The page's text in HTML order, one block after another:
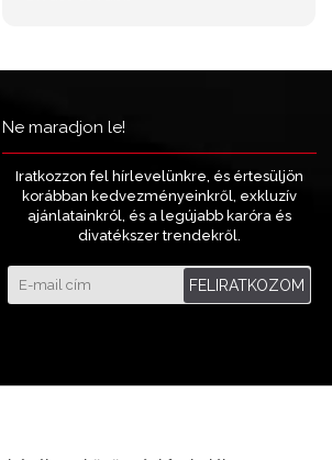
Ne maradjon le!
Iratkozzon fel hírlevelünkre, és értesüljön
korábban kedvezményeinkről, exkluzív
ajánlatainkról, és a legújabb karóra és
divatékszer trendekről.
FELIRATKOZOM